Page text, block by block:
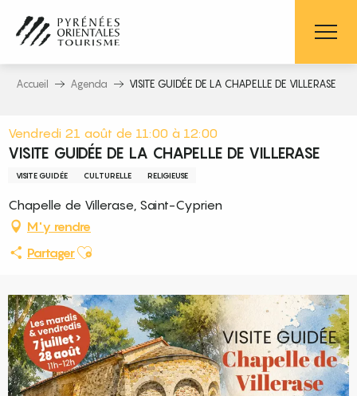
contenu
principal
Accueil Agenda VISITE GUIDÉE DE LA CHAPELLE DE VILLERASE
Vendredi 21 août de 11:00 à 12:00
VISITE GUIDÉE DE LA CHAPELLE DE VILLERASE
VISITE GUIDÉE CULTURELLE RELIGIEUSE
Chapelle de Villerase, Saint-Cyprien
M'y rendre
PartagerAjouter aux favoris